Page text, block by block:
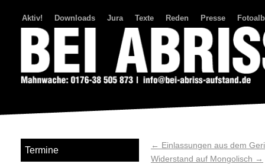
Aktiv! Downloads Jura Texte Reden Presse
← Einlassungen aus dem
Widerstand auf Mongolisch →
Termine